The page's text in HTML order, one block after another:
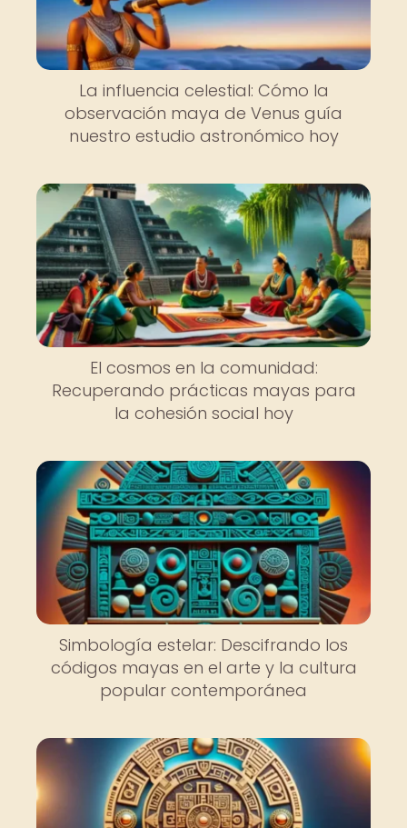
La influencia celestial: Cómo la
observación maya de Venus guía
nuestro estudio astronómico hoy
El cosmos en la comunidad:
Recuperando prácticas mayas para
la cohesión social hoy
Simbología estelar: Descifrando los
códigos mayas en el arte y la cultura
popular contemporánea